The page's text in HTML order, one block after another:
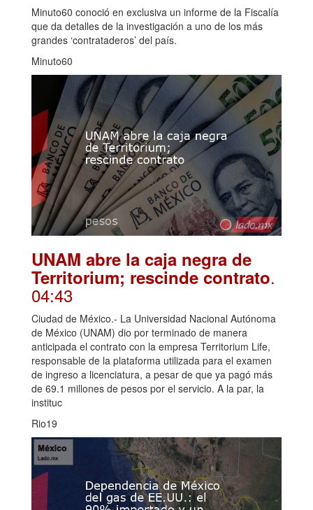
Minuto60 conoció en exclusiva un informe de la Fiscalía
que da detalles de la investigación a uno de los más
grandes ‘contrataderos’ del país.
Minuto60
UNAM abre la caja negra de
Territorium; rescinde contrato.
04:43
Ciudad de México.- La Universidad Nacional Autónoma
de México (UNAM) dio por terminado de manera
anticipada el contrato con la empresa Territorium Life,
responsable de la plataforma utilizada para el examen
de ingreso a licenciatura, a pesar de que ya pagó más
de 69.1 millones de pesos por el servicio. A la par, la
instituc
Rio19